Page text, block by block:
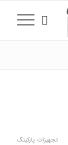
تجهیزات پارکینگ